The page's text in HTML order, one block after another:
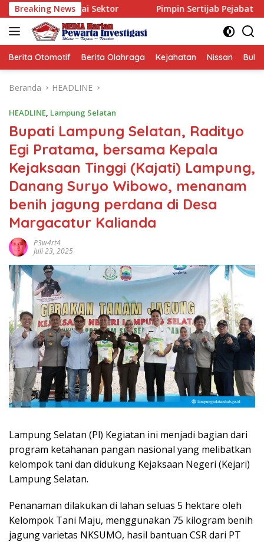
Langsung
ke
konten
Breaking News
Sektor Pimpin Sertijab Pejabat Utama dan
Berita Otomotif Berita Olahraga Kejahatan Nissan
Beranda HEADLINE
HEADLINE, Lampung Selatan
Bupati Lampung Selatan, Radityo
Egi Pratama, bersama Kepala
Kejaksaan Tinggi (Kajati) Lampung,
Danang Suryo Wibowo, menanam
benih jagung perdana di Desa
Margacatur Kalianda
P3w4rt4
Juli 23, 2025
Lampung Selatan (Pl) Kegiatan ini menjadi bagian dari
program ketahanan pangan nasional yang melibatkan
kelompok tani dan didukung Kejaksaan Negeri (Kejari)
Lampung Selatan.
Penanaman dilakukan di lahan seluas 5 hektare oleh
Kelompok Tani Maju, menggunakan 75 kilogram benih
jagung varietas NKSUMO, hasil bantuan CSR dari PT